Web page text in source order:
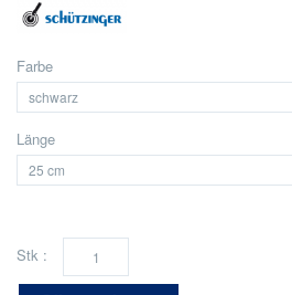
Farbe
Länge
Stk :